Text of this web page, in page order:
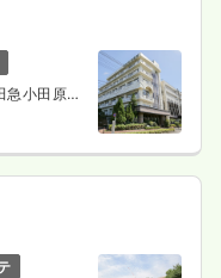
急小田原